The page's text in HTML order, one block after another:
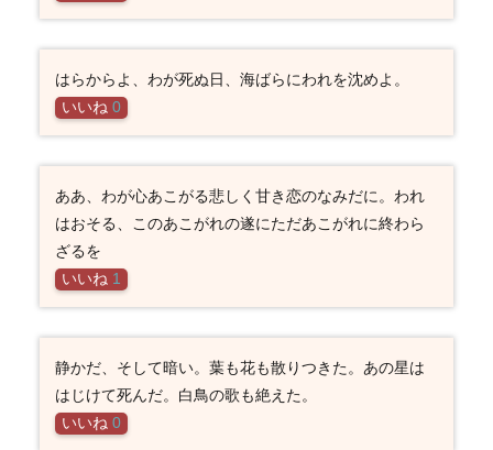
はらからよ、わが死ぬ日、海ばらにわれを沈めよ。
いいね 0
ああ、わが心あこがる悲しく甘き恋のなみだに。われ
はおそる、このあこがれの遂にただあこがれに終わら
ざるを
いいね 1
静かだ、そして暗い。葉も花も散りつきた。あの星は
はじけて死んだ。白鳥の歌も絶えた。
いいね 0